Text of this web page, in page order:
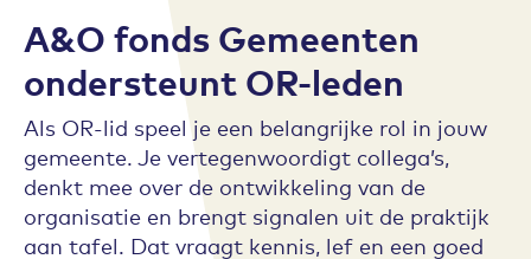
A&O fonds Gemeenten
ondersteunt OR-leden
Als OR-lid speel je een belangrijke rol in jouw
gemeente. Je vertegenwoordigt collega’s,
denkt mee over de ontwikkeling van de
organisatie en brengt signalen uit de praktijk
aan tafel. Dat vraagt kennis, lef en een goed